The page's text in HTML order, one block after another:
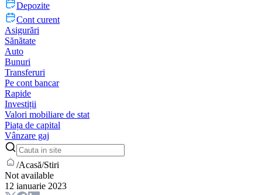
Depozite
Cont curent
Asigurări
Sănătate
Auto
Bunuri
Transferuri
Pe cont bancar
Rapide
Investiții
Valori mobiliare de stat
Piața de capital
Vânzare gaj
/Acasă/Stiri
Not available
12 ianuarie 2023